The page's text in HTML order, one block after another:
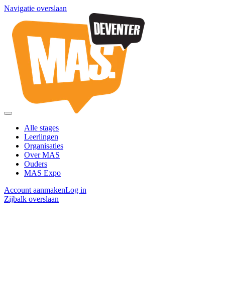
Navigatie overslaan
Alle stages
Leerlingen
Organisaties
Over MAS
Ouders
MAS Expo
Account aanmakenLog in
Zijbalk overslaan